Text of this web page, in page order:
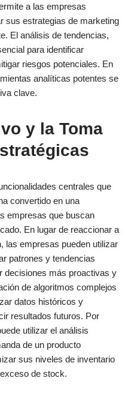
a las empresas
sus estrategias de marketing
El análisis de tendencias,
para identificar
riesgos potenciales. En
analíticas potentes se
clave.
y la Toma
centrales que
convertido en una
empresas que buscan
En lugar de reaccionar a
las empresas pueden utilizar
patrones y tendencias
decisiones más proactivas y
de algoritmos complejos
datos históricos y
resultados futuros. Por
utilizar el análisis
de un producto
sus niveles de inventario
de stock.